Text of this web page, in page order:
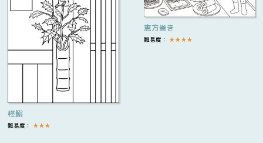
柊鰯
難易度： ★★★
恵方巻き
難易度： ★★★★